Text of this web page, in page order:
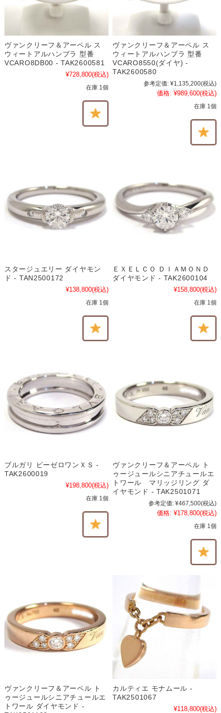
ヴァンクリーフ＆アーペル ス
ウィートアルハンブラ 型番
VCARO8DB00 - TAK2600581
¥728,800(税込)
在庫 1個
ヴァンクリーフ＆アーペル ス
ウィートアルハンブラ 型番
VCARO8550(ダイヤ) -
TAK2600580
参考定価: ¥1,135,200(税込)
価格: ¥989,600(税込)
在庫 1個
スタージュエリー ダイヤモン
ド - TAN2500172
¥138,800(税込)
在庫 1個
ＥＸＥＬＣＯ ＤＩＡＭＯＮＤ
ダイヤモンド - TAK2600104
¥158,800(税込)
在庫 1個
ブルガリ ビーゼロワンＸＳ -
TAK2600019
¥198,800(税込)
在庫 1個
ヴァンクリーフ＆アーペル ト
ゥージュールシニアチュールエ
トワール マリッジリング ダ
イヤモンド - TAK2501071
参考定価: ¥467,500(税込)
価格: ¥178,800(税込)
在庫 1個
ヴァンクリーフ＆アーペル ト
ゥージュールシニアチュールエ
トワール ダイヤモンド -
カルティエ モナムール -
TAK2501067
¥118,800(税込)